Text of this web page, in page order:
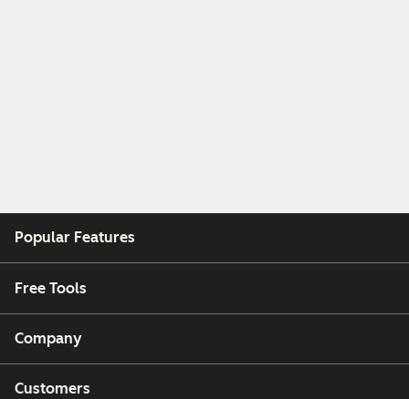
Popular Features
Free Tools
Company
Customers